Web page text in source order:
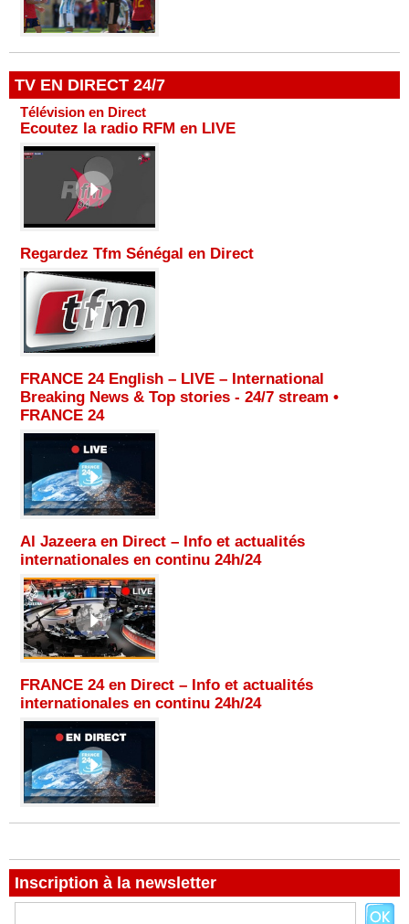
TV EN DIRECT 24/7
Télévision en Direct
Ecoutez la radio RFM en LIVE
Regardez Tfm Sénégal en Direct
FRANCE 24 English – LIVE – International
Breaking News & Top stories - 24/7 stream •
FRANCE 24
Al Jazeera en Direct – Info et actualités
internationales en continu 24h/24
FRANCE 24 en Direct – Info et actualités
internationales en continu 24h/24
Inscription à la newsletter